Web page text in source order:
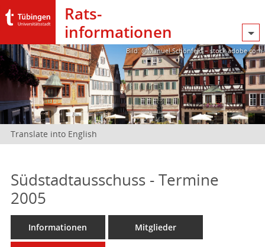
Rats­
informationen
Bild: @Manuel Schönfeld – stock.adobe.com
Translate into English
Südstadtausschuss - Termine
2005
Informationen Mitglieder